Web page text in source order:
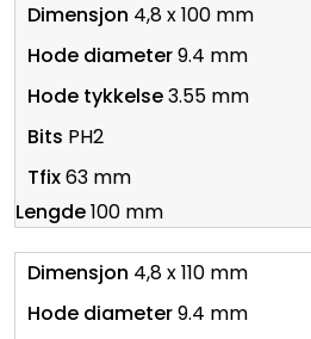
4,8 x 100 mm
9.4 mm
3.55 mm
PH2
63 mm
100 mm
4,8 x 110 mm
9.4 mm